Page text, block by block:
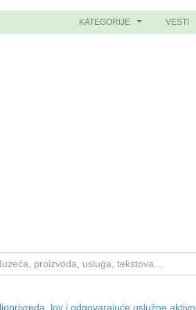
KATEGORIJE VESTI
lov i odgovarajuće uslužne